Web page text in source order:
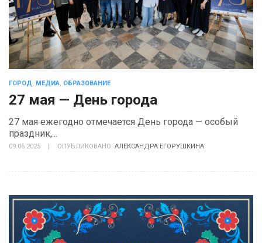
ГОРОД, МЕДИА, ОБРАЗОВАНИЕ
27 мая — День города
27 мая ежегодно отмечается День города — особый
праздник,...
09.06.2025 | ОПУБЛИКОВАНО: АЛЕКСАНДРА ЕГОРУШКИНА